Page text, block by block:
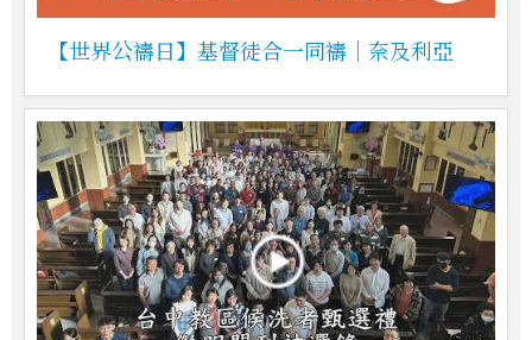
【世界公禱日】基督徒合一同禱｜奈及利亞